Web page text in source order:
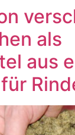
als
aus